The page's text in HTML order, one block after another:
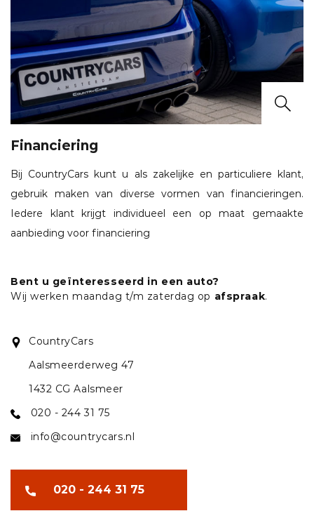
Financiering
Bij CountryCars kunt u als zakelijke en particuliere klant,
gebruik maken van diverse vormen van financieringen.
Iedere klant krijgt individueel een op maat gemaakte
aanbieding voor financiering
Bent u geïnteresseerd in een auto?
Wij werken maandag t/m zaterdag op afspraak.
CountryCars
Aalsmeerderweg 47
1432 CG Aalsmeer
020 - 244 31 75
info@countrycars.nl
020 - 244 31 75